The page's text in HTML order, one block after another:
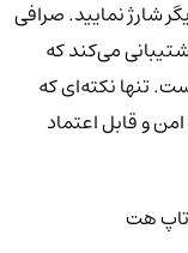
شارژ نمایید. صرافی
می‌کند که
تنها نکته‌ای که
و قابل اعتماد
هت